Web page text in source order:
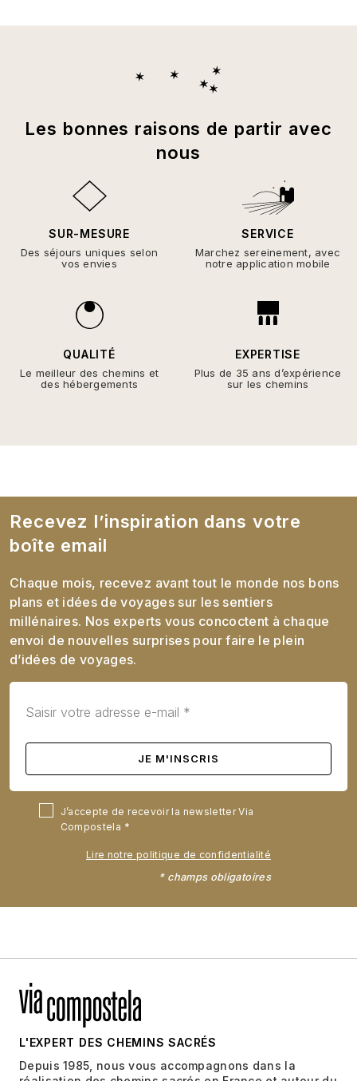
Les bonnes raisons de partir avec
nous
SUR-MESURE
Des séjours uniques selon
vos envies
SERVICE
Marchez sereinement, avec
notre application mobile
QUALITÉ
Le meilleur des chemins et
des hébergements
EXPERTISE
Plus de 35 ans d’expérience
sur les chemins
Recevez l’inspiration dans votre
boîte email
Chaque mois, recevez avant tout le monde nos bons
plans et idées de voyages sur les sentiers
millénaires. Nos experts vous concoctent à chaque
envoi de nouvelles surprises pour faire le plein
d’idées de voyages.
J’accepte de recevoir la newsletter Via
Compostela
Lire notre politique de confidentialité
* champs obligatoires
L'EXPERT DES CHEMINS SACRÉS
Depuis 1985, nous vous accompagnons dans la